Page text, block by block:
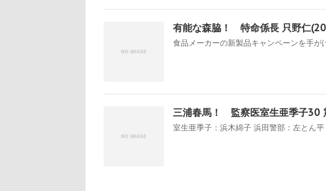
有能な森脇！ 特命係長 只野仁
食品メーカーの新製品キャンペーンを手
三浦春馬！ 監察医室生亜季子30
室生亜季子：浜木綿子 浜田警部：左とん